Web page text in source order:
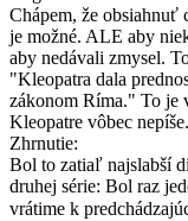
Chápem, že obsiahnuť
je možné. ALE aby
aby nedávali zmysel.
"Kleopatra dala
zákonom Ríma." To je
Kleopatre vôbec
Zhrnutie:
Bol to zatiaľ najslabší
druhej série: Bol raz
vrátime k